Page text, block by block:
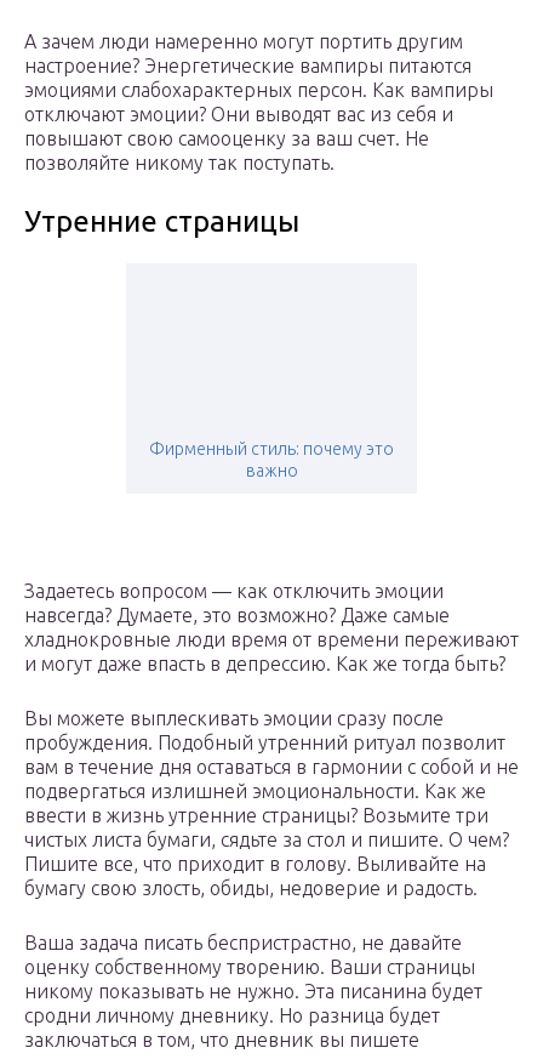
А зачем люди намеренно могут портить другим
настроение? Энергетические вампиры питаются
эмоциями слабохарактерных персон. Как вампиры
отключают эмоции? Они выводят вас из себя и
повышают свою самооценку за ваш счет. Не
позволяйте никому так поступать.
Утренние страницы
Фирменный стиль: почему это
важно
Задаетесь вопросом — как отключить эмоции
навсегда? Думаете, это возможно? Даже самые
хладнокровные люди время от времени переживают
и могут даже впасть в депрессию. Как же тогда быть?
Вы можете выплескивать эмоции сразу после
пробуждения. Подобный утренний ритуал позволит
вам в течение дня оставаться в гармонии с собой и не
подвергаться излишней эмоциональности. Как же
ввести в жизнь утренние страницы? Возьмите три
чистых листа бумаги, сядьте за стол и пишите. О чем?
Пишите все, что приходит в голову. Выливайте на
бумагу свою злость, обиды, недоверие и радость.
Ваша задача писать беспристрастно, не давайте
оценку собственному творению. Ваши страницы
никому показывать не нужно. Эта писанина будет
сродни личному дневнику. Но разница будет
заключаться в том, что дневник вы пишете